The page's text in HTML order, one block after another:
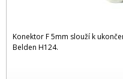
Konektor F 5mm slouží k
Belden H124.